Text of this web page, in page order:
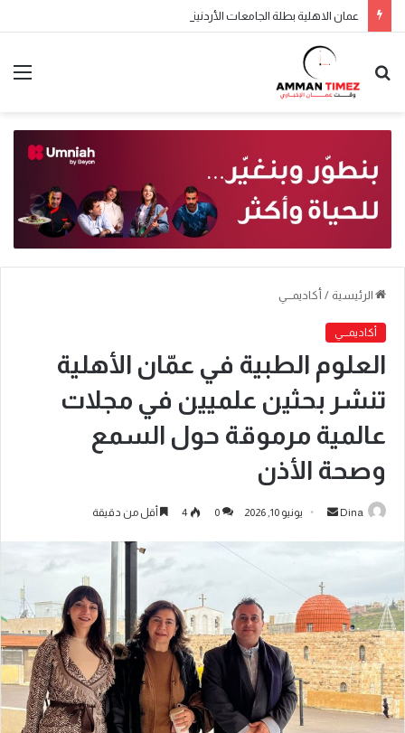
الرئيسية / أكاديمـــي
أكاديمـــي
العلوم الطبية في عمّان الأهلية
تنشر بحثين علميين في مجلات
عالمية مرموقة حول السمع
وصحة الأذن
Dina يونيو 10, 2026 0
4 أقل من دقيقة